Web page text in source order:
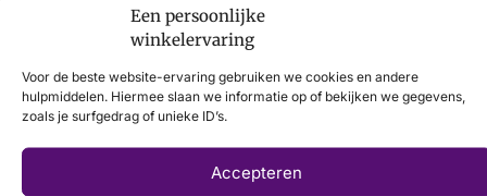
Een persoonlijke
winkelervaring
Voor de beste website-ervaring gebruiken we cookies en andere
hulpmiddelen. Hiermee slaan we informatie op of bekijken we gegevens,
zoals je surfgedrag of unieke ID’s.
Accepteren
Artikelnummer
29076-80242 K Kate REWOOLY ocean
Breedtemaat
€99,95€59,95